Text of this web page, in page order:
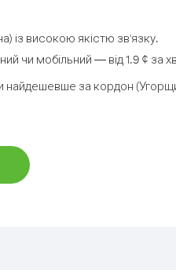
із високою якістю зв'язку.
чи мобільний — від 1.9 ¢ за
найдешевше за кордон